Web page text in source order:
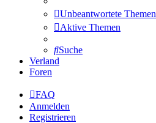
Unbeantwortete Themen
Aktive Themen
Suche
Verland
Foren
FAQ
Anmelden
Registrieren